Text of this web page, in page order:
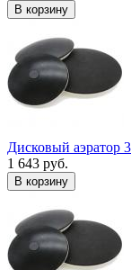
В корзину
Дисковый аэратор
1 643 руб.
В корзину